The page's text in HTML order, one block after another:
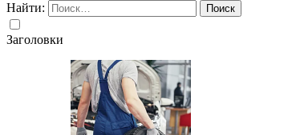
Найти:
Заголовки